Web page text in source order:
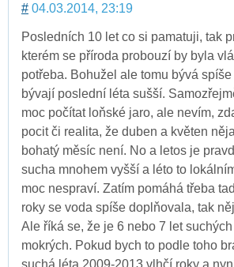
# 04.03.2014, 23:19
Posledních 10 let co si pamatuji, tak
kterém se příroda probouzí by byla
potřeba. Bohužel ale tomu bývá
bývají poslední léta sušší.
moc počítat loňské jaro, ale nevím,
pocit či realita, že duben a květen
bohatý měsíc není. No a letos je
sucha mnohem vyšší a léto to
moc nespraví. Zatím pomáhá třeba
roky se voda spíše doplňovala, tak
Ale říká se, že je 6 nebo 7 let
mokrých. Pokud bych to podle toho
suchá léta 2009-2013 vlhčí roky a